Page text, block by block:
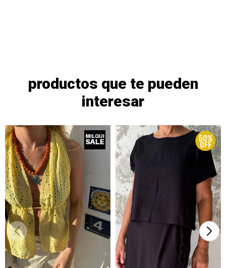
productos que te pueden
interesar